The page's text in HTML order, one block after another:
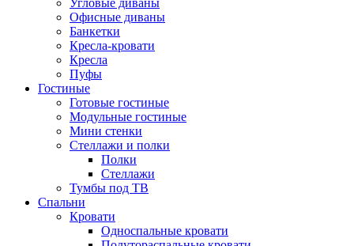
Офисные диваны
Банкетки
Кресла-кровати
Кресла
Пуфы
Гостиные
Готовые гостиные
Модульные гостиные
Мини стенки
Стеллажи и полки
Полки
Стеллажи
Тумбы под ТВ
Спальни
Кровати
Односпальные кровати